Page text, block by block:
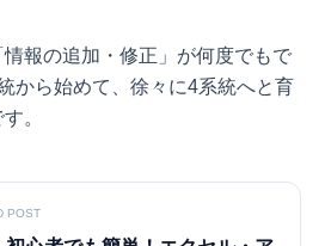
報の追加・修正」が何度でもで
から始めて、徐々に4系統へと育
。
POST